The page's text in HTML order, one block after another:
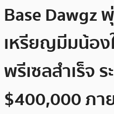
Base Dawgz
เหรียญมีมน้อง
พรีเซลสำเร็จ
$400,000 ภา